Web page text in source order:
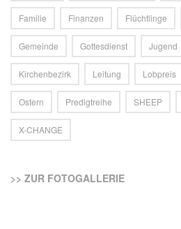
Familie Finanzen Flüchtlinge
Gemeinde Gottesdienst Jugend
Kirchenbezirk Leitung Lobpreis
Ostern Predigtreihe SHEEP
X-CHANGE
>> ZUR FOTOGALLERIE